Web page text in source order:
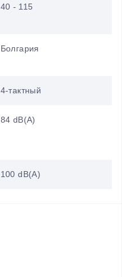
40 - 115
Болгария
4-тактный
84 dB(A)
100 dB(A)